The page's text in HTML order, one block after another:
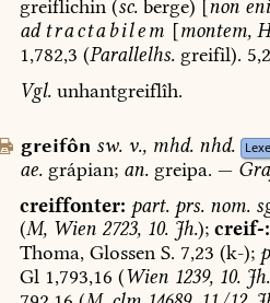
greiflichin(sc. berge) [non
ad tractabilem [montem,
1,782,3 (Parallelhs.greifil).
Vgl.unhantgreiflîh.
greifôn sw. v., mhd. nhd.
ae.grápian; an. greipa. —
creiffonter: part.prs.nom.
(M, Wien2723,10.Jh.); creif-:
Thoma,Glossen S. 7,23 (k-);
Gl1,793,16 (Wien1239, 10.